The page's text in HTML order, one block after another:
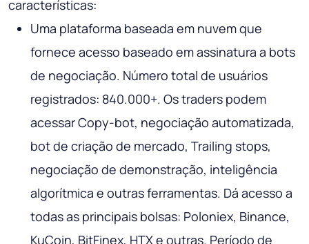
características:
Uma plataforma baseada em nuvem que
fornece acesso baseado em assinatura a bots
de negociação. Número total de usuários
registrados: 840.000+. Os traders podem
acessar Copy-bot, negociação automatizada,
bot de criação de mercado, Trailing stops,
negociação de demonstração, inteligência
algorítmica e outras ferramentas. Dá acesso a
todas as principais bolsas: Poloniex, Binance,
KuCoin, BitFinex, HTX e outras. Período de